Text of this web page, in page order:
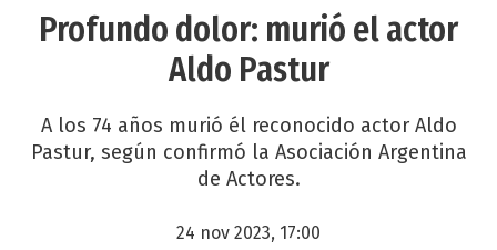
Profundo dolor: murió el actor
Aldo Pastur
A los 74 años murió él reconocido actor Aldo
Pastur, según confirmó la Asociación Argentina
de Actores.
24 nov 2023, 17:00